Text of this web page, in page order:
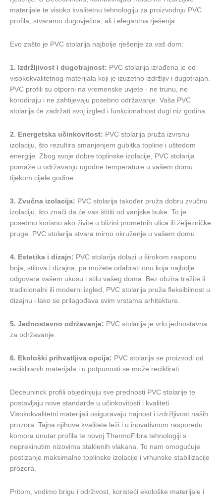
materijale te visoko kvalitetnu tehnologiju za proizvodnju PVC
profila, stvaramo dugovječna, ali i elegantna rješenja.
Evo zašto je PVC stolarija najbolje rješenje za vaš dom:
1. Izdržljivost i dugotrajnost: PVC stolarija izrađena je od
visokokvalitetnog materijala koji je izuzetno izdržljiv i dugotrajan.
PVC profili su otporni na vremenske uvjete - ne trunu, ne
korodiraju i ne zahtijevaju posebno održavanje. Vaša PVC
stolarija će zadržati svoj izgled i funkcionalnost dugi niz godina.
2. Energetska učinkovitost: PVC stolarija pruža izvrsnu
izolaciju, što rezultira smanjenjem gubitka topline i uštedom
energije. Zbog svoje dobre toplinske izolacije, PVC stolarija
pomaže u održavanju ugodne temperature u vašem domu
tijekom cijele godine.
3. Zvučna izolacija: PVC stolarija također pruža dobru zvučnu
izolaciju, što znači da će vas štititi od vanjske buke. To je
posebno korisno ako živite u blizini prometnih ulica ili željezničke
pruge. PVC stolarija stvara mirno okruženje u vašem domu.
4. Estetika i dizajn: PVC stolarija dolazi u širokom rasponu
boja, stilova i dizajna, pa možete odabrati onu koja najbolje
odgovara vašem ukusu i stilu vašeg doma. Bez obzira tražite li
tradicionalni ili moderni izgled, PVC stolarija pruža fleksibilnost u
dizajnu i lako se prilagođava svim vrstama arhitekture.
5. Jednostavno održavanje: PVC stolarija je vrlo jednostavna
za održavanje.
6. Ekološki prihvatljiva opcija: PVC stolarija se proizvodi od
recikliranih materijala i u potpunosti se može reciklirati.
Deceuninck profili objedinjuju sve prednosti PVC stolarije te
postavljaju nove standarde u učinkovitosti i kvaliteti.
Visokokvalitetni materijali osiguravaju trajnost i izdržljivost naših
prozora. Tajna njihove kvalitete leži i u inovativnom rasporedu
komora unutar profila te novoj ThermoFibra tehnologiji s
neprekinutim nizovima staklenih vlakana. To nam omogućuje
postizanje maksimalne toplinske izolacije i vrhunske stabilizacije
prozora.
Pritom, vodimo brigu i održivost, koristeći ekološke materijale i